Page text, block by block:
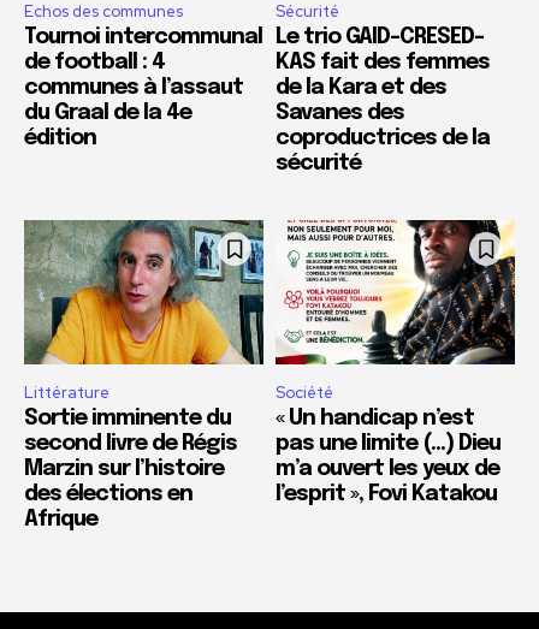
Echos des communes
Tournoi intercommunal
de football : 4
communes à l’assaut
du Graal de la 4e
édition
Sécurité
Le trio GAID-CRESED-
KAS fait des femmes
de la Kara et des
Savanes des
coproductrices de la
sécurité
Littérature
Sortie imminente du
second livre de Régis
Marzin sur l’histoire
des élections en
Afrique
Société
« Un handicap n’est
pas une limite (…) Dieu
m’a ouvert les yeux de
l’esprit », Fovi Katakou